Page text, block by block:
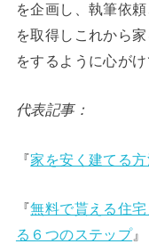
を企画し、執筆依
を取得しこれから
をするように心がけ
代表記事：
『家を安く建てる
『無料で貰える住
る６つのステップ』